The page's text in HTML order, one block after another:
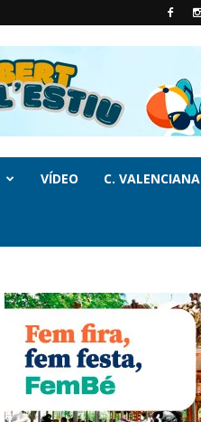
VÍDEO C. VALENCIANA